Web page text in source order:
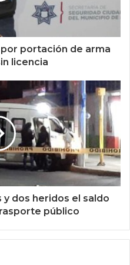
portación de arma
licencia
dos heridos el saldo
público